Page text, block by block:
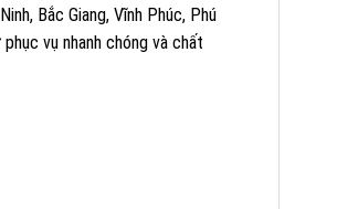
Bắc Giang, Vĩnh Phúc, Phú
vụ nhanh chóng và chất